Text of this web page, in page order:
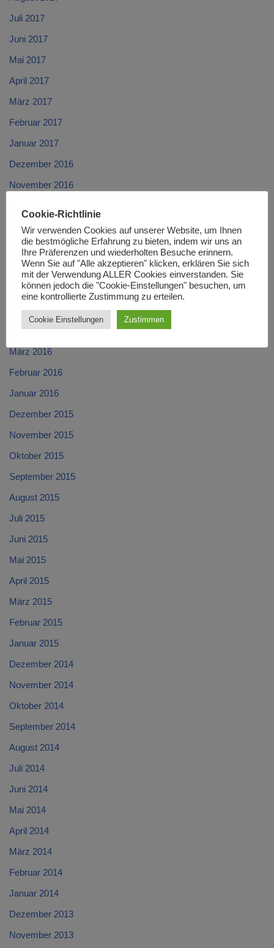
Juli 2017
Juni 2017
Mai 2017
April 2017
März 2017
Februar 2017
Januar 2017
Dezember 2016
November 2016
September 2016
August 2016
Juli 2016
Juni 2016
Mai 2016
April 2016
März 2016
Februar 2016
Januar 2016
Dezember 2015
November 2015
Oktober 2015
September 2015
August 2015
Juli 2015
Juni 2015
Mai 2015
April 2015
März 2015
Februar 2015
Januar 2015
Dezember 2014
November 2014
Oktober 2014
September 2014
August 2014
Juli 2014
Juni 2014
Mai 2014
April 2014
März 2014
Februar 2014
Januar 2014
Dezember 2013
November 2013
Cookie-Richtlinie
Wir verwenden Cookies auf unserer Website, um Ihnen
die bestmögliche Erfahrung zu bieten, indem wir uns an
Ihre Präferenzen und wiederholten Besuche erinnern.
Wenn Sie auf "Alle akzeptieren" klicken, erklären Sie sich
mit der Verwendung ALLER Cookies einverstanden. Sie
können jedoch die "Cookie-Einstellungen" besuchen, um
eine kontrollierte Zustimmung zu erteilen.
Cookie Einstellungen Zustimmen